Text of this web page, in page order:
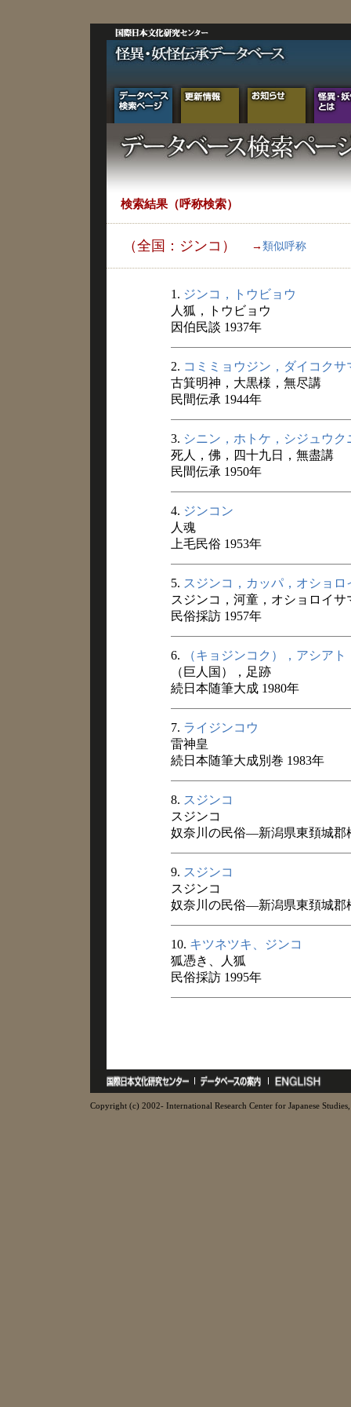
検索結果（呼称検索）
（全国：ジンコ） → 類似呼称
1. ジンコ，トウビョウ
人狐，トウビョウ
因伯民談 1937年
2. コミミョウジン，ダイコクサ
古箕明神，大黒様，無尽講
民間伝承 1944年
3. シニン，ホトケ，シジュウ
死人，佛，四十九日，無盡講
民間伝承 1950年
4. ジンコン
人魂
上毛民俗 1953年
5. スジンコ，カッパ，オショロ
スジンコ，河童，オショロイサ
民俗採訪 1957年
6.
（キョジンコク），アシアト
（巨人国），足跡
続日本随筆大成 1980年
7. ライジンコウ
雷神皇
続日本随筆大成別巻 1983年
8. スジンコ
スジンコ
奴奈川の民俗―新潟県東頚城郡
9. スジンコ
スジンコ
奴奈川の民俗―新潟県東頚城郡
10. キツネツキ、ジンコ
狐憑き、人狐
民俗採訪 1995年
Copyright (c) 2002- International Research Center for Japanese